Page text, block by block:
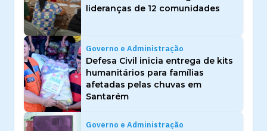
lideranças de 12 comunidades
Governo e Administração
Defesa Civil inicia entrega de kits
humanitários para famílias
afetadas pelas chuvas em
Santarém
Governo e Administração